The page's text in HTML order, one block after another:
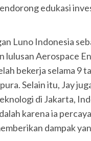
edukasi
Luno Indonesia
lulusan Aerospace
bekerja selama 9
Selain itu, Jay
di Jakarta,
karena ia
dampak